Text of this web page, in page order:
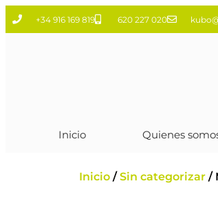
+34 916 169 819 620 227 020
Inicio Quienes
Inicio /Sin categorizar /